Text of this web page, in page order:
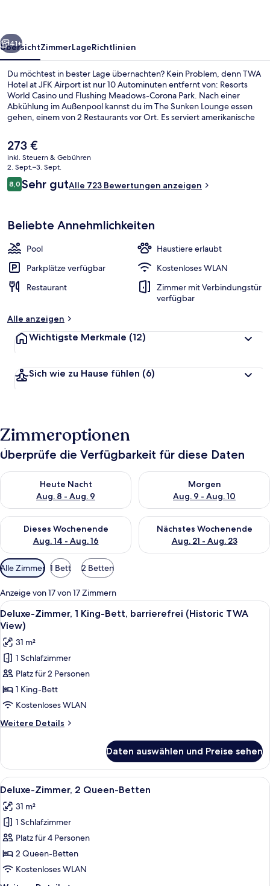
Weiter
41+
ÜbersichtZimmerLageRichtlinien
Du möchtest in bester Lage übernachten? Kein Problem, denn TWA
Hotel at JFK Airport ist nur 10 Autominuten entfernt von: Resorts
World Casino und Flushing Meadows-Corona Park. Nach einer
Abkühlung im Außenpool kannst du im The Sunken Lounge essen
gehen, einem von 2 Restaurants vor Ort. Es serviert amerikanische
Bars/Lounges, eine Poolbar und eine Snackbar. Die öffentlichen
Verkehrsmittel sind ganz in der Nähe: Zur U-Bahn (Terminal 5) sind
es nur 4 Gehminuten.
Der
aktuelle
Preis
beträgt
273 €.
273 €
inkl. Steuern & Gebühren
2. Sept.–3. Sept.
Bewertungen
8,08,0 von 10.
Sehr gutAlle 723 Bewertungen anzeigen
Beliebte Annehmlichkeiten
Pool
Haustiere erlaubt
Parkplätze verfügbar
Kostenloses WLAN
Restaurant
Zimmer mit Verbindungstür
verfügbar
Alle anzeigen
Wichtigste Merkmale (12)
Sich wie zu Hause fühlen (6)
Zimmeroptionen
Überprüfe die Verfügbarkeit für diese Daten
Heute Nacht
Aug. 8 - Aug. 9
Überprüfe die Verfügbarkeit für heute Nacht, Aug. 8 - Aug. 9.
Morgen
Aug. 9 - Aug. 10
Überprüfe die Verfügbarkeit
Dieses Wochenende
Aug. 14 - Aug. 16
Überprüfe die Verfügbarkeit für dieses Wochenende, Aug. 14
Nächstes Wochenende
Aug. 21 - Aug. 23
Überprüfe die Verfügbarkeit
Verfügbare
Filter
für
Zimmer
Alle Zimmer 1 Bett 2 Betten
Anzeige von 17 von 17 Zimmern
Alle
Fotos
für
Deluxe-
Zimmer,
1 King-
Bett,
barrierefrei
(Historic
TWA
anzeigen
Hochwertige Bettwaren,
5
Deluxe-Zimmer, 1 King-Bett, barrierefrei (Historic TWA
View)
31 m²
1 Schlafzimmer
Platz für 2 Personen
1 King-Bett
Kostenloses WLAN
Weitere Details
Weitere
Zimmer,
1 King-
Bett,
(Historic
TWA
View)
Daten auswählen und Preise sehen
Alle
Fotos
für
Deluxe-
Zimmer,
2 Queen-
Betten
Hochwertige Bettwaren,
4
Deluxe-Zimmer, 2 Queen-Betten
31 m²
1 Schlafzimmer
Platz für 4 Personen
2 Queen-Betten
Kostenloses WLAN